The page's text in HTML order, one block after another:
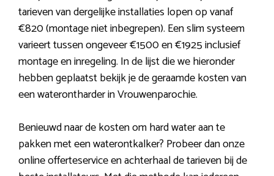
tarieven van dergelijke installaties lopen op vanaf
€820 (montage niet inbegrepen). Een slim systeem
varieert tussen ongeveer €1500 en €1925 inclusief
montage en inregeling. In de lijst die we hieronder
hebben geplaatst bekijk je de geraamde kosten van
een waterontharder in Vrouwenparochie.
Benieuwd naar de kosten om hard water aan te
pakken met een waterontkalker? Probeer dan onze
online offerteservice en achterhaal de tarieven bij de